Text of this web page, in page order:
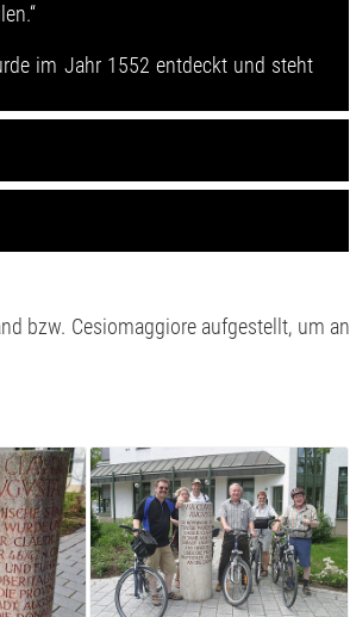
im Jahr 1552 entdeckt und steht
wurde eine Kopie aufgestellt.
bzw. Cesiomaggiore aufgestellt, um an